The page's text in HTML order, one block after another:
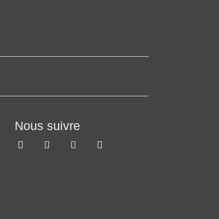
Nous suivre